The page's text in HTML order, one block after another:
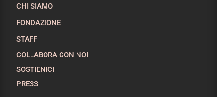
CHI SIAMO
FONDAZIONE
STAFF
COLLABORA CON NOI
SOSTIENICI
PRESS